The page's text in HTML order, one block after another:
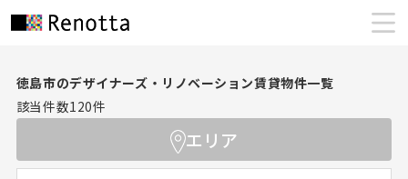
徳島市のデザイナーズ・リノベーション賃貸物件一覧
該当件数120件
エリア